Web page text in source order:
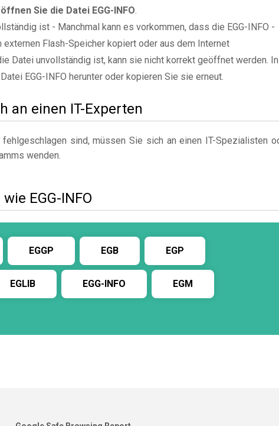
öffnen Sie die Datei EGG-INFO.
ist - Manchmal kann es vorkommen, dass die EGG-INFO -
Flash-Speicher kopiert oder aus dem Internet
Datei unvollständig ist, kann sie nicht korrekt geöffnet werden. In
EGG-INFO herunter oder kopieren Sie sie erneut.
an einen IT-Experten
sind, müssen Sie sich an einen IT-Spezialisten
wenden.
EGG-INFO
EGGP EGB EGP
EGLIB EGG-INFO EGM